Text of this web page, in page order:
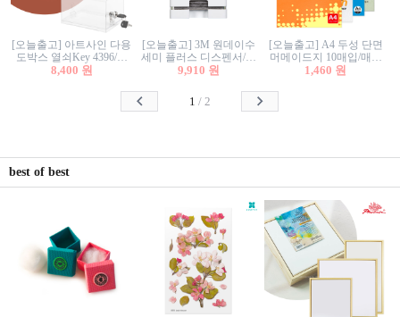
[오늘출고] 아트사인 다용
도박스 열쇠Key 4396/투
표함/건의함/모금함/응모
8,400 원
[오늘출고] 3M 원데이수
세미 플러스 디스펜서/소
프트수세미5매+강력수세
9,910 원
[오늘출고] A4 두성 단면
머메이드지 10매입/매직
터치/색지/색상지/색복사
칼라색지/고급복사지
1,460 원
1 / 2
best of best